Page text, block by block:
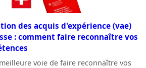
des acquis d'expérience (vae)
: comment faire reconnaître vos
voie de faire reconnaître vos